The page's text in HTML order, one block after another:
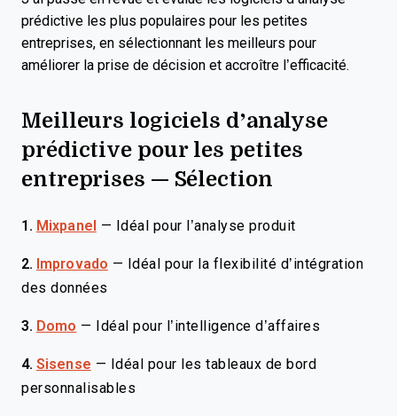
prédictive les plus populaires pour les petites
entreprises, en sélectionnant les meilleurs pour
améliorer la prise de décision et accroître l’efficacité.
Meilleurs logiciels d’analyse
prédictive pour les petites
entreprises — Sélection
1. Mixpanel — Idéal pour l’analyse produit
2. Improvado —
Idéal pour la flexibilité d’intégration
des données
3. Domo — Idéal pour l’intelligence d’affaires
4. Sisense —
Idéal pour les tableaux de bord
personnalisables